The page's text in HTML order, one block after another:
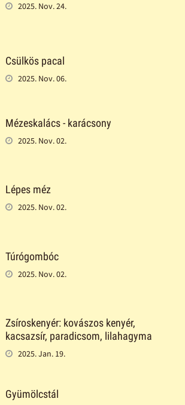
2025. Nov. 24.
Csülkös pacal
2025. Nov. 06.
Mézeskalács - karácsony
2025. Nov. 02.
Lépes méz
2025. Nov. 02.
Túrógombóc
2025. Nov. 02.
Zsíroskenyér: kovászos kenyér,
kacsazsír, paradicsom, lilahagyma
2025. Jan. 19.
Gyümölcstál